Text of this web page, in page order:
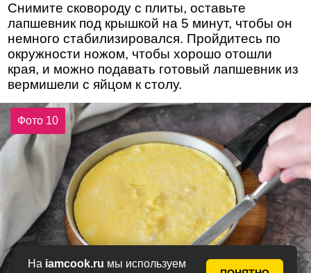
На iamcook.ru мы используем
Снимите сковороду с плиты, оставьте
лапшевник под крышкой на 5 минут, чтобы он
немного стабилизировался. Пройдитесь по
окружности ножом, чтобы хорошо отошли
края, и можно подавать готовый лапшевник из
вермишели с яйцом к столу.
Фото 10